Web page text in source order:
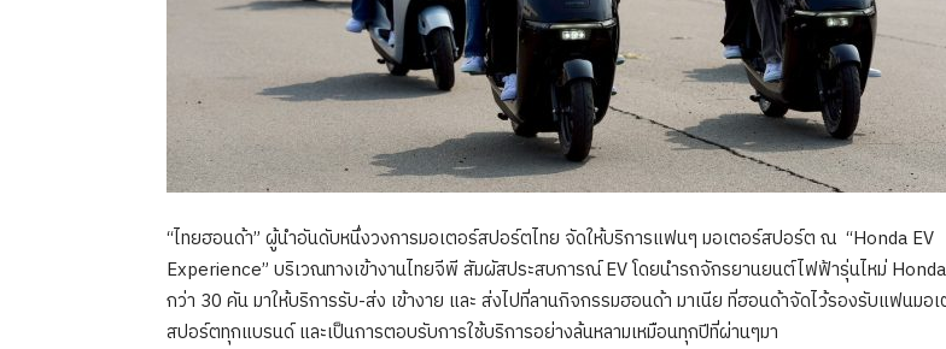
“ไทยฮอนด้า” ผู้นำอันดับหนึ่งวงการมอเตอร์สปอร์ตไทย จัดให้บริการแฟนๆ มอเตอร์สปอร์ต ณ “Honda EV
Experience” บริเวณทางเข้างานไทยจีพี สัมผัสประสบการณ์ EV โดยนำรถจักรยานยนต์ไฟฟ้ารฺุ่นไหม่
กว่า 30 คัน มาให้บริการรับ-ส่ง เข้างาย และ ส่งไปที่ลานกิจกรรมฮอนด้า มาเนีย ที่ฮอนด้าจัดไว้รองรับแฟนมอ
สปอร์ตทุกแบรนด์ และเป็นการตอบรับการใช้บริการอย่างล้นหลามเหมือนทุกปีที่ผ่านๆมา